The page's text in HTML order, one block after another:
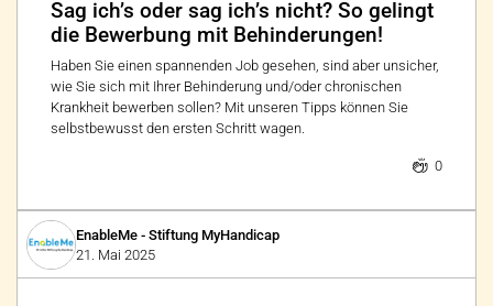
Sag ich’s oder sag ich’s nicht? So gelingt
die Bewerbung mit Behinderungen!
Haben Sie einen spannenden Job gesehen, sind aber unsicher,
wie Sie sich mit Ihrer Behinderung und/oder chronischen
Krankheit bewerben sollen? Mit unseren Tipps können Sie
selbstbewusst den ersten Schritt wagen.
0
EnableMe - Stiftung MyHandicap
21. Mai 2025